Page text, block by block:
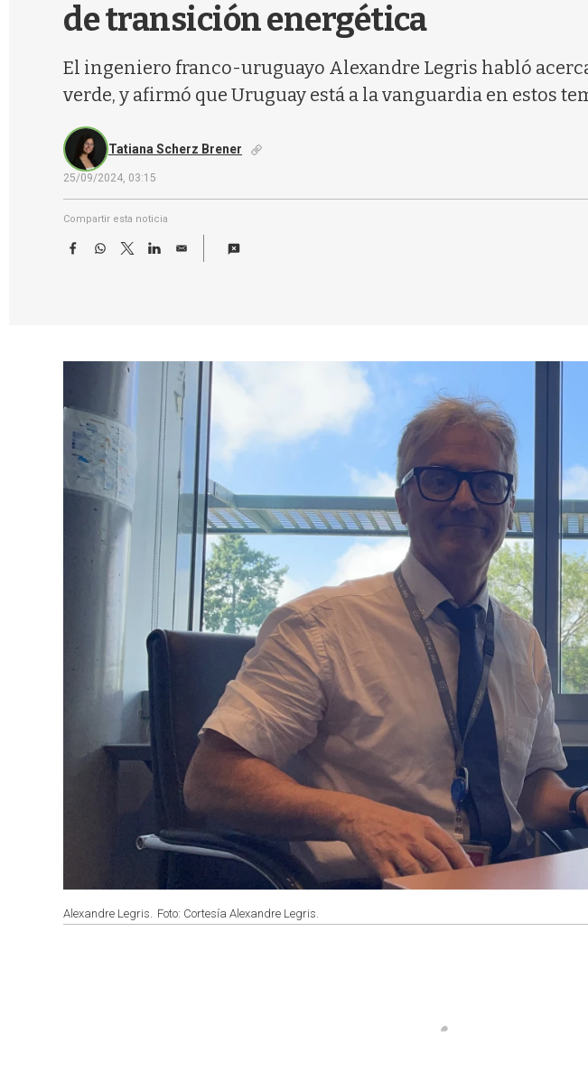
de transición energética
El ingeniero franco-uruguayo Alexandre Legris habló
verde, y afirmó que Uruguay está a la vanguardia en estos
Tatiana Scherz Brener
25/09/2024, 03:15
Compartir esta noticia
F
W
T
w
L
E
Alexandre Legris. Foto: Cortesía Alexandre Legris.